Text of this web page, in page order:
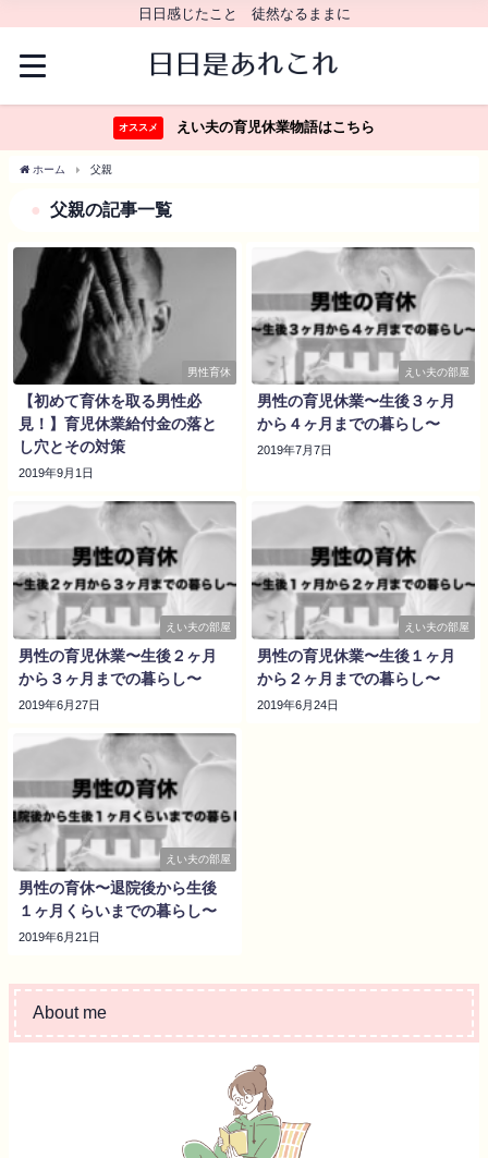
日日感じたこと 徒然なるままに
オススメ えい夫の育児休業物語はこちら
ホーム 父親
父親の記事一覧
男性育休
【初めて育休を取る男性必
見！】育児休業給付金の落と
し穴とその対策
2019年9月1日
えい夫の部屋
男性の育児休業〜生後３ヶ月
から４ヶ月までの暮らし〜
2019年7月7日
えい夫の部屋
男性の育児休業〜生後２ヶ月
から３ヶ月までの暮らし〜
2019年6月27日
えい夫の部屋
男性の育児休業〜生後１ヶ月
から２ヶ月までの暮らし〜
2019年6月24日
えい夫の部屋
男性の育休〜退院後から生後
１ヶ月くらいまでの暮らし〜
2019年6月21日
About me